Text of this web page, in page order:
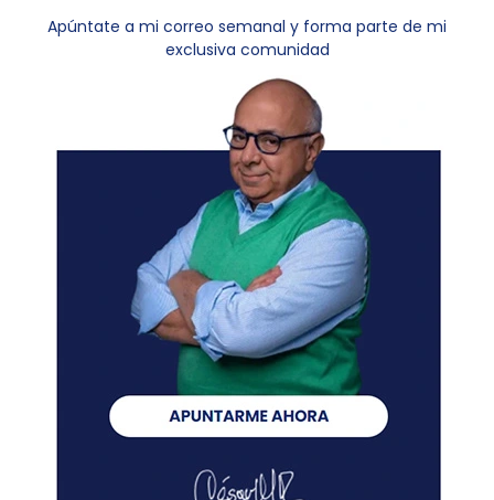
Apúntate a mi correo semanal y forma parte de mi
exclusiva comunidad